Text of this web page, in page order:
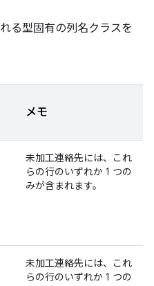
る型固有の列名クラスを
メモ
未加工連絡先には、これ
らの行のいずれか 1 つの
みが含まれます。
未加工連絡先には、これ
らの行のいずれか 1 つの